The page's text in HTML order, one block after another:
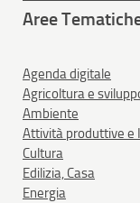
Aree
Agenda digitale
Agricoltura e
Ambiente
Attività produttive e
Cultura
Edilizia, Casa
Energia